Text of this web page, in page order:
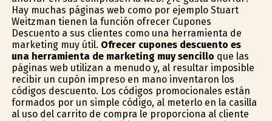
Hay muchas páginas web como por ejemplo Stuart
Weitzman tienen la función ofrecer Cupones
Descuento a sus clientes como una herramienta de
marketing muy útil. Ofrecer cupones descuento es
una herramienta de marketing muy sencillo que las
páginas web utilizan a menudo y, al resultar imposible
recibir un cupón impreso en mano inventaron los
códigos descuento. Los códigos promocionales están
formados por un simple código, al meterlo en la casilla
al uso del carrito de compra le proporciona al cliente